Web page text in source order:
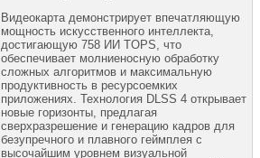
Видеокарта демонстрирует впечатляющую
мощность искусственного интеллекта,
достигающую 758 ИИ TOPS, что
обеспечивает молниеносную обработку
сложных алгоритмов и максимальную
продуктивность в ресурсоемких
приложениях. Технология DLSS 4 открывает
новые горизонты, предлагая
сверхразрешение и генерацию кадров для
безупречного и плавного геймплея с
высочайшим уровнем визуальной